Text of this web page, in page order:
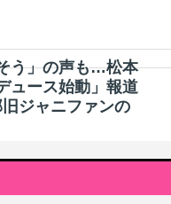
う」の声も…松本
ュース始動」報道
ジャニファンの